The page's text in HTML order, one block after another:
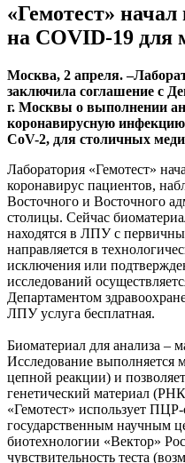
«Гемотест»
на COVID-19
Москва, 2 апреля.
заключила соглашение с
г. Москвы о выполнении
коронавирусную
CoV-2, для столичных
Лаборатория «Гемотест»
коронавирус пациентов,
Восточного и Восточного
столицы. Сейчас
находятся в ЛПУ с
направляется в
исключения или
исследований
Департаментом
ЛПУ услуга бесплатная.
Биоматериал для анализа –
Исследование
цепной реакции) и
генетический материал
«Гемотест» использует
государственным научным
биотехнологии «Вектор»
чувствительность теста